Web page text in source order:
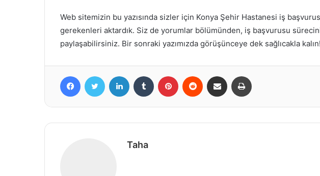
Web sitemizin bu yazısında sizler için Konya Şehir Hastanesi iş
gerekenleri aktardık. Siz de yorumlar bölümünden, iş başvurusu
paylaşabilirsiniz. Bir sonraki yazımızda görüşünceye dek sağlıcakla kalın!
Taha